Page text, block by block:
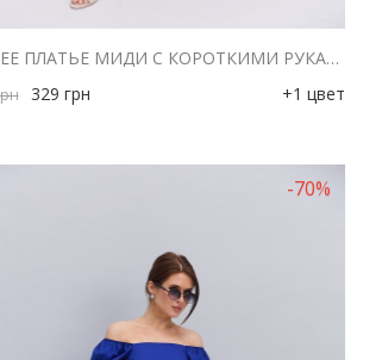
ЛЕТНЕЕ ПЛАТЬЕ МИДИ С КОРОТКИМИ РУКАВАМИ МОЛОЧНОЕ В ЗЕЛЕНЫЕ СЕРДЕЧКА
329 грн +1 цвет
-70%